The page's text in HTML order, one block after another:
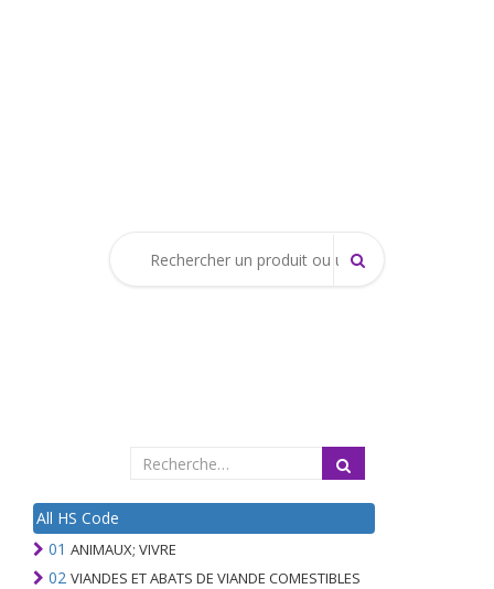
All HS Code
01 ANIMAUX; VIVRE
02 VIANDES ET ABATS DE VIANDE COMESTIBLES